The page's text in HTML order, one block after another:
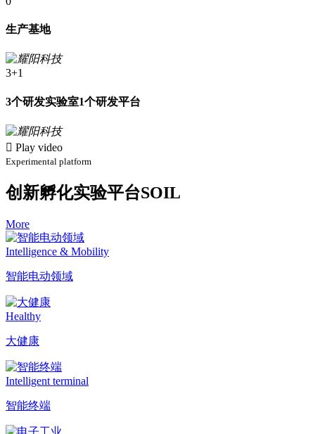
生产基地
3+1
3个研发实验室1个研发平台
 Play video
Experimental platform
创新孵化实验平台SOIL
More
Intelligence & Mobility
智能电动领域
Healthy
大健康
Intelligent terminal
智能终端